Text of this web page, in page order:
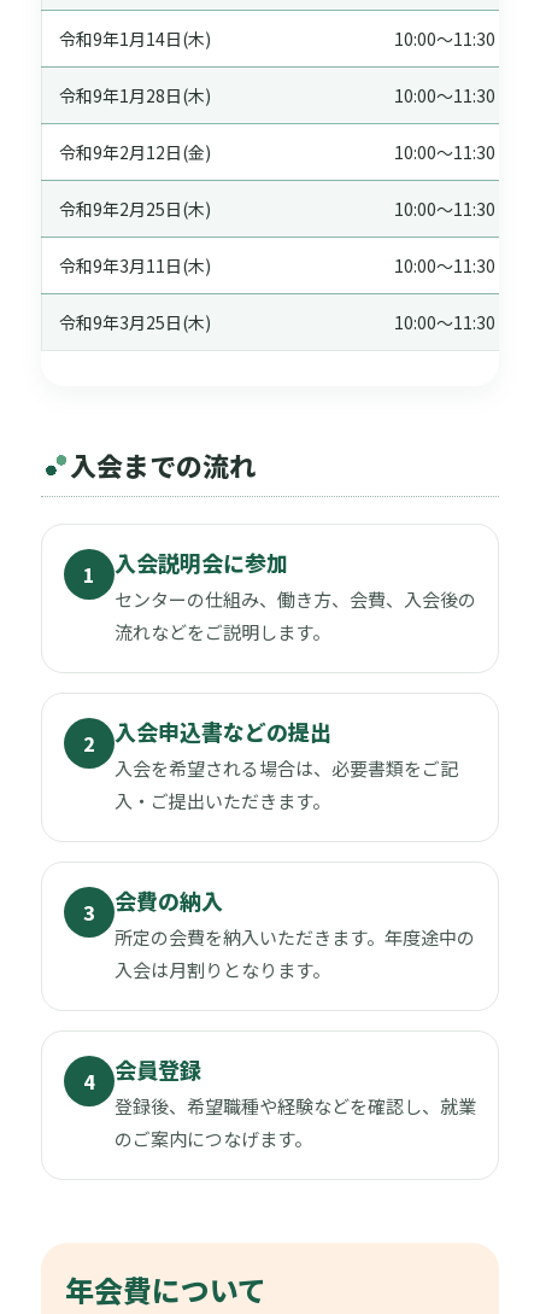
令和9年1月14日(木) 10:00～11:30
令和9年1月28日(木) 10:00～11:30
令和9年2月12日(金) 10:00～11:30
令和9年2月25日(木) 10:00～11:30
令和9年3月11日(木) 10:00～11:30
令和9年3月25日(木) 10:00～11:30
入会までの流れ
1 入会説明会に参加
センターの仕組み、働き方、会費、入会後の
流れなどをご説明します。
2 入会申込書などの提出
入会を希望される場合は、必要書類をご記
入・ご提出いただきます。
3 会費の納入
所定の会費を納入いただきます。年度途中の
入会は月割りとなります。
4 会員登録
登録後、希望職種や経験などを確認し、就業
のご案内につなげます。
年会費について